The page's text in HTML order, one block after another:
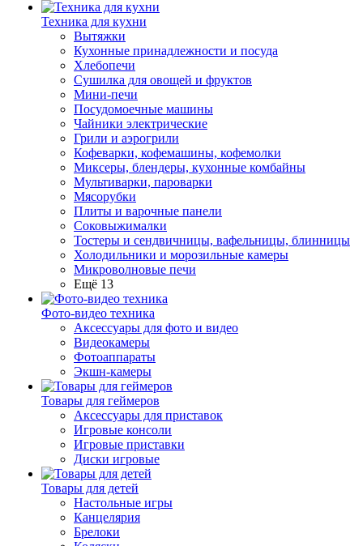
Техника для кухни
Вытяжки
Кухонные принадлежности и посуда
Хлебопечи
Сушилка для овощей и фруктов
Мини-печи
Посудомоечные машины
Чайники электрические
Грили и аэрогрили
Кофеварки, кофемашины, кофемолки
Миксеры, блендеры, кухонные комбайны
Мультиварки, пароварки
Мясорубки
Плиты и варочные панели
Соковыжималки
Тостеры и сендвичницы, вафельницы, блинницы
Холодильники и морозильные камеры
Микроволновые печи
Ещё 13
Фото-видео техника
Аксессуары для фото и видео
Видеокамеры
Фотоаппараты
Экшн-камеры
Товары для геймеров
Аксессуары для приставок
Игровые консоли
Игровые приставки
Диски игровые
Товары для детей
Настольные игры
Канцелярия
Брелоки